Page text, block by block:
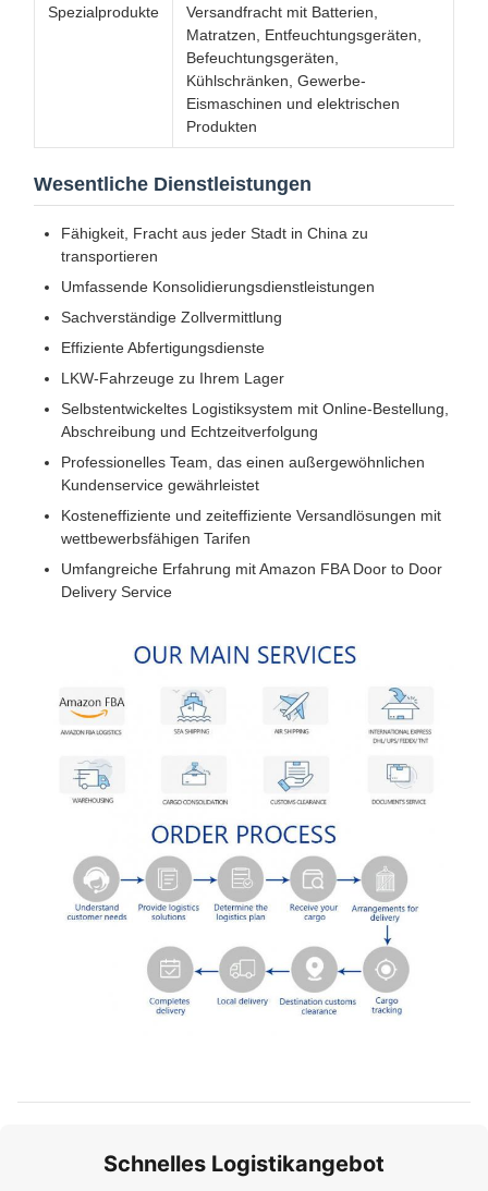
Spezialprodukte
Versandfracht mit Batterien,
Matratzen, Entfeuchtungsgeräten,
Befeuchtungsgeräten,
Kühlschränken, Gewerbe-
Eismaschinen und elektrischen
Produkten
Wesentliche Dienstleistungen
Fähigkeit, Fracht aus jeder Stadt in China zu
transportieren
Umfassende Konsolidierungsdienstleistungen
Sachverständige Zollvermittlung
Effiziente Abfertigungsdienste
LKW-Fahrzeuge zu Ihrem Lager
Selbstentwickeltes Logistiksystem mit Online-Bestellung,
Abschreibung und Echtzeitverfolgung
Professionelles Team, das einen außergewöhnlichen
Kundenservice gewährleistet
Kosteneffiziente und zeiteffiziente Versandlösungen mit
wettbewerbsfähigen Tarifen
Umfangreiche Erfahrung mit Amazon FBA Door to Door
Delivery Service
Schnelles Logistikangebot